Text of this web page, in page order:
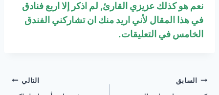
نعم هو كذلك عزيزي القارئ, لم اذكر إلا اربع فنادق
في هذا المقال لأني اريد منك ان تشاركني الفندق
الخامس في التعليقات.
تصفّح
السابق التالي